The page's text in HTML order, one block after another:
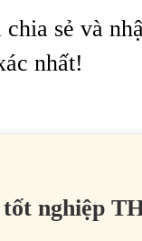
sẻ và
nhất!
nghiệp